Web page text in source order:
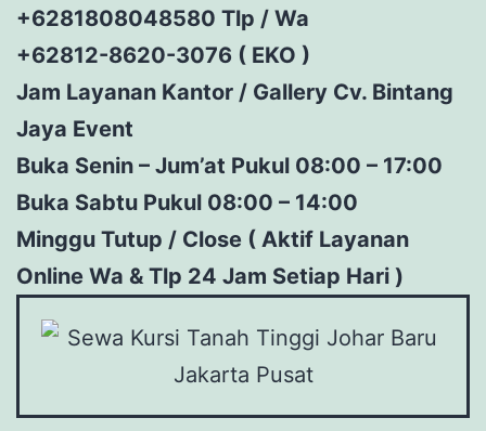
+6281808048580 Tlp / Wa
+62812-8620-3076 ( EKO )
Jam Layanan Kantor / Gallery Cv. Bintang
Jaya Event
Buka Senin – Jum’at Pukul 08:00 – 17:00
Buka Sabtu Pukul 08:00 – 14:00
Minggu Tutup / Close ( Aktif Layanan
Online Wa & Tlp 24 Jam Setiap Hari )